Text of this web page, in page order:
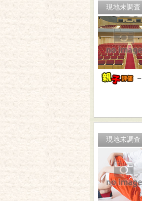
現地未調査
－
現地未調査